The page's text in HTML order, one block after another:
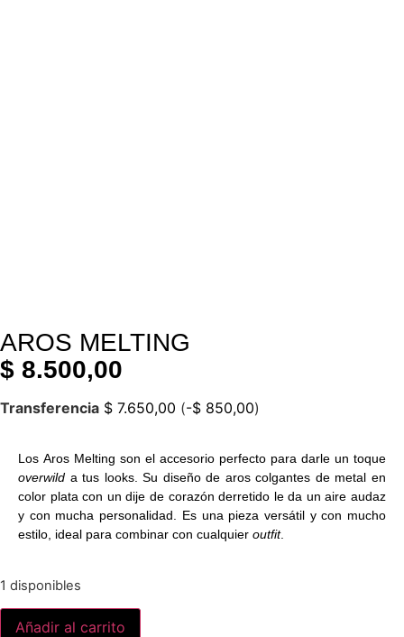
AROS MELTING
$ 8.500,00
Transferencia $ 7.650,00 (-$ 850,00)
Los Aros Melting son el accesorio perfecto para darle un toque
overwild a tus looks. Su diseño de aros colgantes de metal en
color plata con un dije de corazón derretido le da un aire audaz
y con mucha personalidad. Es una pieza versátil y con mucho
estilo, ideal para combinar con cualquier outfit.
1 disponibles
Añadir al carrito